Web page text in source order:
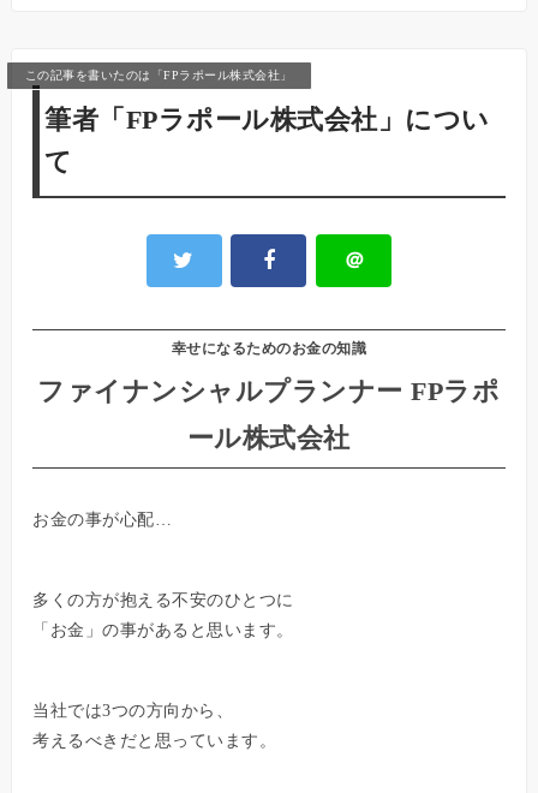
この記事を書いたのは「FPラポール株式会社」
筆者「FPラポール株式会社」につい
て
＠
幸せになるためのお金の知識
ファイナンシャルプランナー FPラポ
ール株式会社
お金の事が心配…
多くの方が抱える不安のひとつに
「お金」の事があると思います。
当社では3つの方向から、
考えるべきだと思っています。